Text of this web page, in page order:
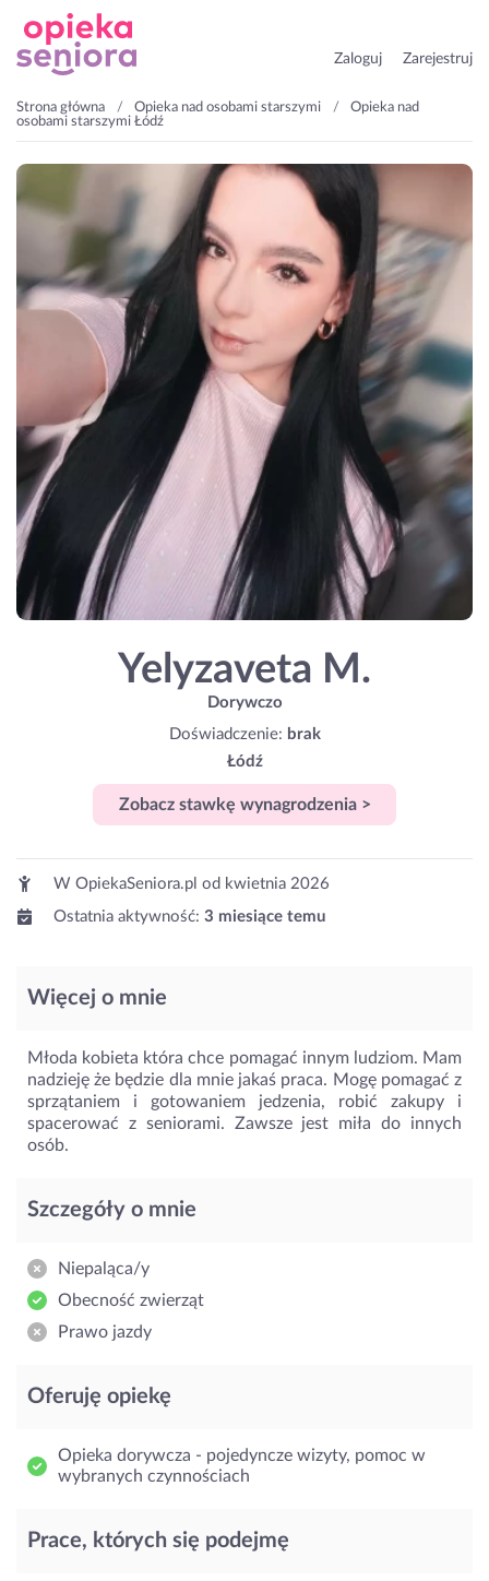
Zaloguj Zarejestruj
Strona główna Opieka nad osobami starszymi
Opieka nad
osobami starszymi Łódź
Yelyzaveta M.
Dorywczo
Doświadczenie: brak
Łódź
Zobacz stawkę wynagrodzenia >
W OpiekaSeniora.pl od kwietnia 2026
Ostatnia aktywność: 3 miesiące temu
Więcej o mnie
Młoda kobieta która chce pomagać innym ludziom. Mam
nadzieję że będzie dla mnie jakaś praca. Mogę pomagać z
sprzątaniem i gotowaniem jedzenia, robić zakupy i
spacerować z seniorami. Zawsze jest miła do innych
osób.
Szczegóły o mnie
Niepaląca/y
Obecność zwierząt
Prawo jazdy
Oferuję opiekę
Opieka dorywcza - pojedyncze wizyty, pomoc w
wybranych czynnościach
Prace, których się podejmę